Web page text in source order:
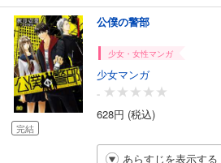
完結
公僕の警部
少女・女性マンガ
少女マンガ
-
628円 (税込)
あらすじを表示する